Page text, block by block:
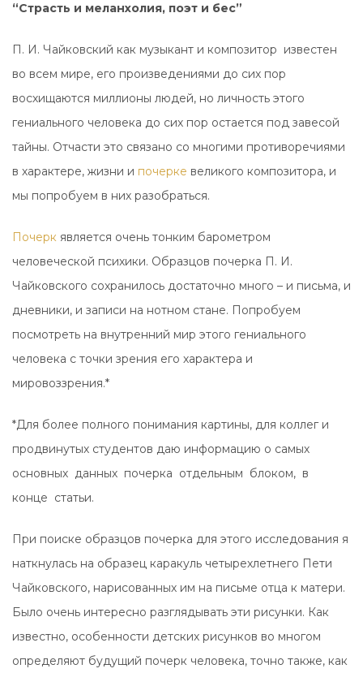
“Страсть и меланхолия, поэт и бес”
П. И. Чайковский как музыкант и композитор известен
во всем мире, его произведениями до сих пор
восхищаются миллионы людей, но личность этого
гениального человека до сих пор остается под завесой
тайны. Отчасти это связано со многими противоречиями
в характере, жизни и почерке великого композитора, и
мы попробуем в них разобраться.
Почерк является очень тонким барометром
человеческой психики. Образцов почерка П. И.
Чайковского сохранилось достаточно много – и письма, и
дневники, и записи на нотном стане. Попробуем
посмотреть на внутренний мир этого гениального
человека с точки зрения его характера и
мировоззрения.*
*Для более полного понимания картины, для коллег и
продвинутых студентов даю информацию о самых
основных данных почерка отдельным блоком, в
конце статьи.
При поиске образцов почерка для этого исследования я
наткнулась на образец каракуль четырехлетнего Пети
Чайковского, нарисованных им на письме отца к матери.
Было очень интересно разглядывать эти рисунки. Как
известно, особенности детских рисунков во многом
определяют будущий почерк человека, точно также, как